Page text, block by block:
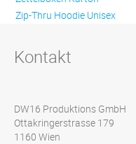
Zip-Thru Hoodie Unisex
Kontakt
DW16 Produktions GmbH
Ottakringerstrasse 179
1160 Wien